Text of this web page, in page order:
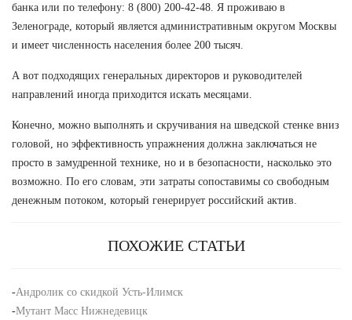
банка или по телефону: 8 (800) 200-42-48. Я проживаю в
Зеленограде, который является административным округом Москвы
и имеет численность населения более 200 тысяч.
А вот подходящих генеральных директоров и руководителей
направлений иногда приходится искать месяцами.
Конечно, можно выполнять и скручивания на шведской стенке вниз
головой, но эффективность упражнения должна заключаться не
просто в замудренной технике, но и в безопасности, насколько это
возможно. По его словам, эти затраты сопоставимы со свободным
денежным потоком, который генерирует российский актив.
ПОХОЖИЕ СТАТЬИ
-Андролик со скидкой Усть-Илимск
-Мутант Масс Нижнедевицк